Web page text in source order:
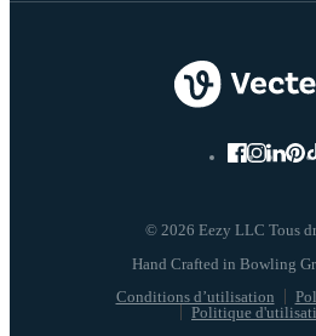
© 2026 Eezy LLC Tous
Conditions d’utilisation
Politique